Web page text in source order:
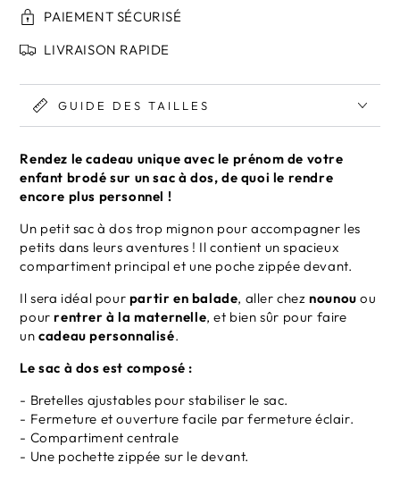
PAIEMENT SÉCURISÉ
LIVRAISON RAPIDE
GUIDE DES TAILLES
Rendez le cadeau unique avec le prénom de votre
enfant brodé sur un sac à dos, de quoi le rendre
encore plus personnel !
Un petit sac à dos trop mignon pour accompagner les
petits dans leurs aventures ! Il contient un spacieux
compartiment principal et une poche zippée devant.
Il sera idéal pour partir en balade, aller cheznounou ou
pourrentrer à la maternelle, et bien sûr pour faire
uncadeau personnalisé.
Le sac à dos est composé :
- Bretelles ajustables pour stabiliser le sac.
- Fermeture et ouverture facile par fermeture éclair.
- Compartiment centrale
- Une pochette zippée sur le devant.